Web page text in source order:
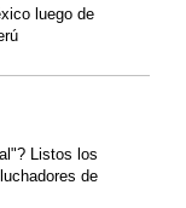
luego de
Listos los
de